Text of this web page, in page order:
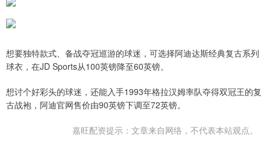
想要独特款式、备战夺冠巡游的球迷，可选择阿迪达斯经典复古系列
球衣，在JD Sports从100英镑降至60英镑。
想讨个好彩头的球迷，还能入手1993年格拉汉姆率队夺得双冠王的复
古战袍，阿迪官网售价由90英镑下调至72英镑。
嘉旺配资提示：文章来自网络，不代表本站观点。